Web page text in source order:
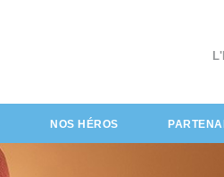
NOS HÉROS